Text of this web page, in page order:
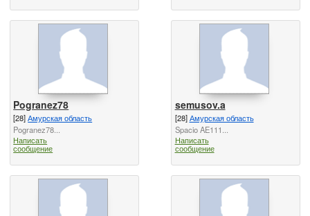
Pogranez78
[28]Амурская область
Pogranez78...
Написать
сообщение
semusov.a
[28]Амурская область
Spacio AE111...
Написать
сообщение